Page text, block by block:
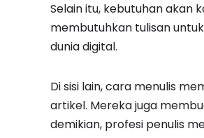
Selain itu, kebutuhan akan
membutuhkan tulisan
dunia digital.
Di sisi lain, cara menulis
artikel. Mereka juga
demikian, profesi penulis